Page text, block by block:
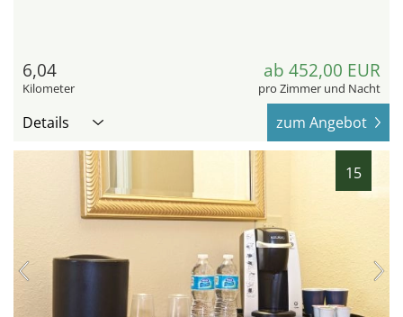
6,04
Kilometer
ab 452,00 EUR
pro Zimmer und Nacht
Details zum Angebot
15